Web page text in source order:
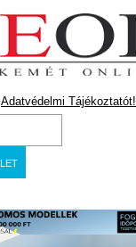
Adatvédelmi Tájékoztatót!